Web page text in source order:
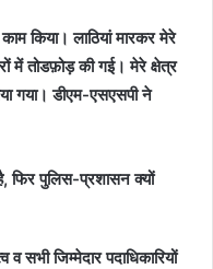
किया। लाठियां मारकर मेरे
में तोडफ़ोड़ की गई। मेरे क्षेत्र
गया। डीएम-एसएसपी ने
फिर पुलिस-प्रशासन क्यों
सभी जिम्मेदार पदाधिकारियों